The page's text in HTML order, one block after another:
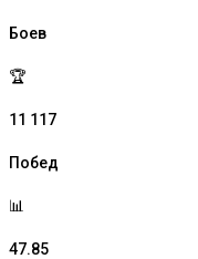
Боев
🏆
11 117
Побед
📊
47.85